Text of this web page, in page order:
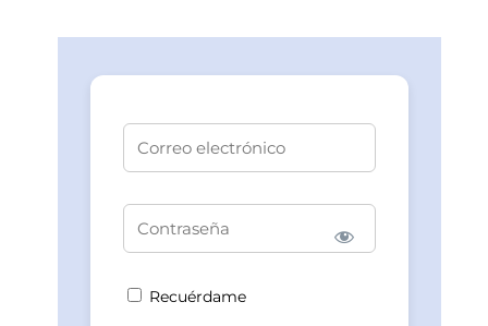
Recuérdame